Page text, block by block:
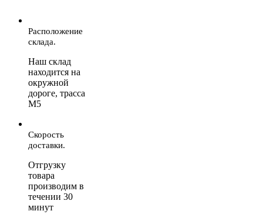
Расположение
склада.
Наш склад
находится на
окружной
дороге, трасса
М5
Скорость
доставки.
Отгрузку
товара
производим в
течении 30
минут